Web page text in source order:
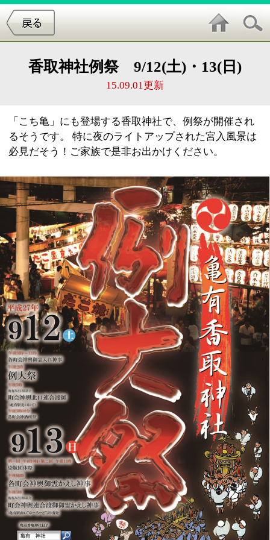
15.09.01更新
「こち亀」にも登場する香取神社で、例祭が開催され
このページの先頭へ
江戸川区時間 江東区時間 葛飾区時間
表示：PC| モバイル
2013 art blue Inc.